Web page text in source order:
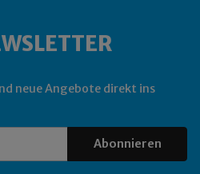
neue Angebote direkt ins
Abonnieren